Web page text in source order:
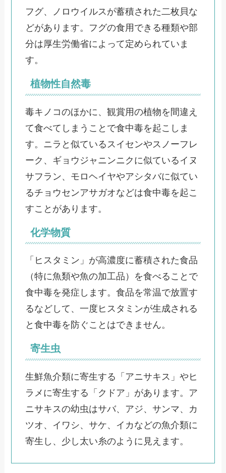
フグ、ノロウイルスが蓄積された二枚貝な
どがあります。フグの食用できる種類や部
分は厚生労働省によって定められていま
す。
植物性自然毒
毒キノコのほかに、観賞用の植物を間違え
て食べてしまうことで食中毒を起こしま
す。ニラと似ているスイセンやスノーフレ
ーク、ギョウジャニンニクに似ているイヌ
サフラン、モロヘイヤやアシタバに似てい
るチョウセンアサガオなどは食中毒を起こ
すことがあります。
化学物質
「ヒスタミン」が高濃度に蓄積された食品
（特に魚類や魚の加工品）を食べることで
食中毒を発症します。食品を常温で放置す
るなどして、一度ヒスタミンが生成される
と食中毒を防ぐことはできません。
寄生虫
生鮮魚介類に寄生する「アニサキス」やヒ
ラメに寄生する「クドア」があります。ア
ニサキスの幼虫はサバ、アジ、サンマ、カ
ツオ、イワシ、サケ、イカなどの魚介類に
寄生し、少し太い糸のように見えます。